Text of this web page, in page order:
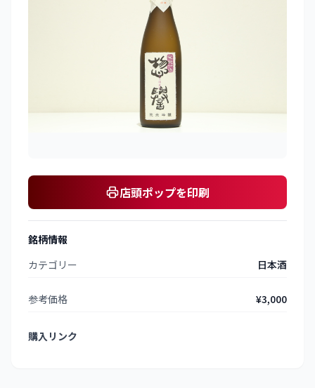
店頭ポップを印刷
銘柄情報
カテゴリー
日本酒
参考価格 ¥3,000
購入リンク